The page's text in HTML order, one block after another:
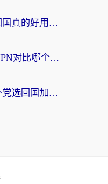
海外党必看：腾讯云翻墙回国真的好用吗？+ 3步选对回国加速器指南
穿梭VPN好用吗？和当归VPN对比哪个回国效果更好？海外党亲测实用指南
穿梭和六毫秒哪个好？海外党选回国加速器的避坑指南，附番茄加速器实测